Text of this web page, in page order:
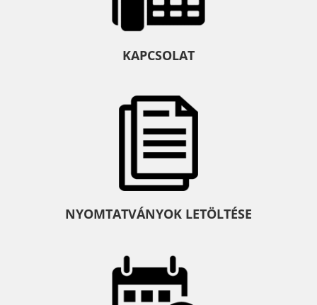
KAPCSOLAT
NYOMTATVÁNYOK LETÖLTÉSE